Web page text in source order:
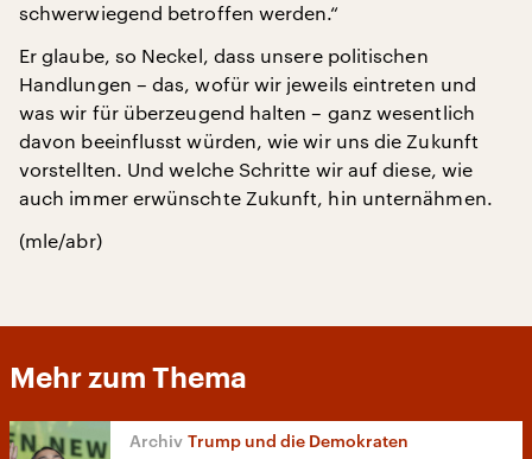
schwerwiegend betroffen werden.“
Er glaube, so Neckel, dass unsere politischen
Handlungen – das, wofür wir jeweils eintreten und
was wir für überzeugend halten – ganz wesentlich
davon beeinflusst würden, wie wir uns die Zukunft
vorstellten. Und welche Schritte wir auf diese, wie
auch immer erwünschte Zukunft, hin unternähmen.
(mle/abr)
Mehr zum Thema
Trump und die Demokraten